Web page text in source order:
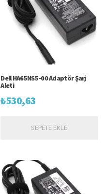
Dell HA65NS5-00 Adaptör Şarj
Aleti
₺530,63
SEPETE EKLE